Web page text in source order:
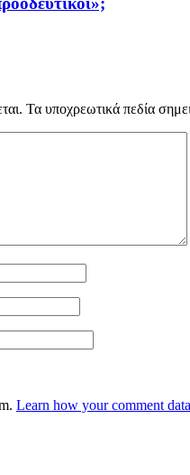
Τα υποχρεωτικά πεδία
Learn how your comment